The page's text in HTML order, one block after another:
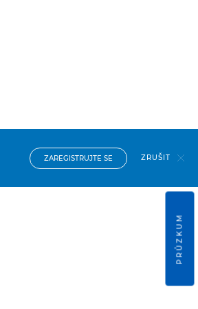
ZAREGISTRUJTE SE ZRUŠIT
PRŮZKUM